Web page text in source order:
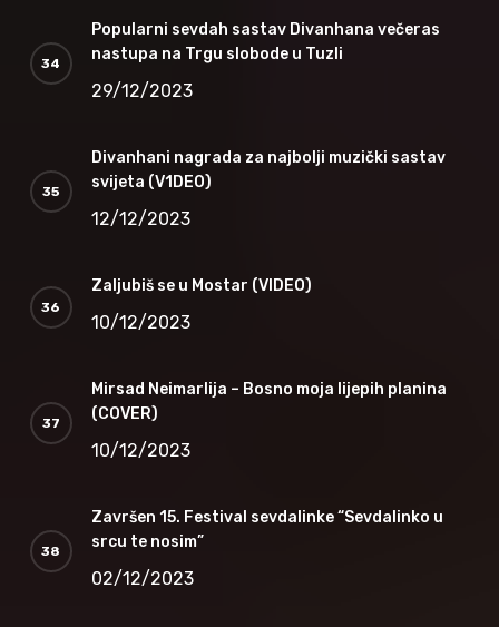
Popularni sevdah sastav Divanhana večeras
nastupa na Trgu slobode u Tuzli
29/12/2023
Divanhani nagrada za najbolji muzički sastav
svijeta (V1DEO)
12/12/2023
Zaljubiš se u Mostar (VIDEO)
10/12/2023
Mirsad Neimarlija – Bosno moja lijepih planina
(COVER)
10/12/2023
Završen 15. Festival sevdalinke “Sevdalinko u
srcu te nosim”
02/12/2023